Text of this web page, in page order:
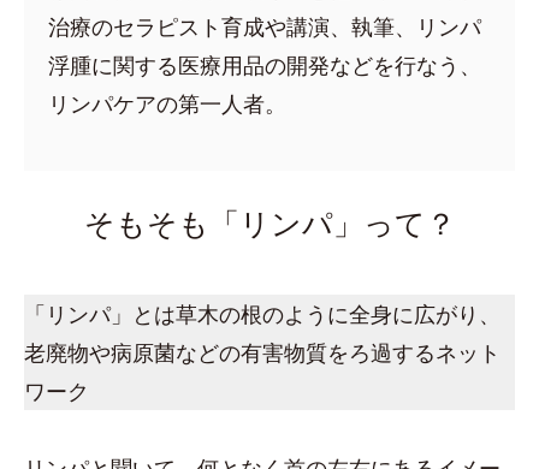
治療のセラピスト育成や講演、執筆、リンパ
浮腫に関する医療用品の開発などを行なう、
リンパケアの第一人者。
そもそも「リンパ」って？
「リンパ」とは草木の根のように全身に広がり、
老廃物や病原菌などの有害物質をろ過するネット
ワーク